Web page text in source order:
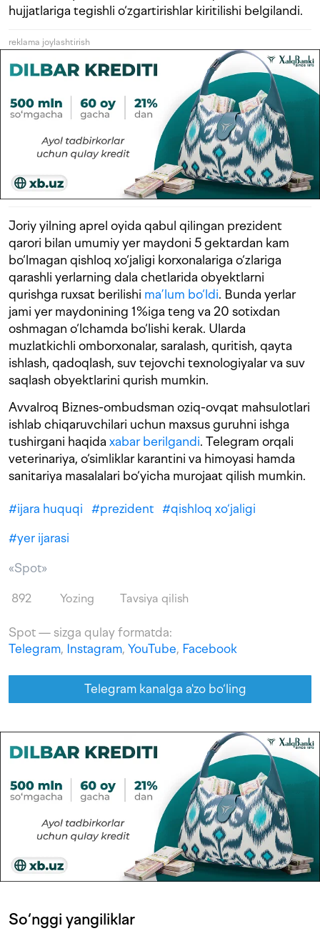
hujjatlariga tegishli o‘zgartirishlar kiritilishi belgilandi.
reklama joylashtirish
Joriy yilning aprel oyida qabul qilingan prezident
qarori bilan umumiy yer maydoni 5 gektardan kam
bo‘lmagan qishloq xo‘jaligi korxonalariga o‘zlariga
qarashli yerlarning dala chetlarida obyektlarni
qurishga ruxsat berilishi ma’lum bo‘ldi. Bunda yerlar
jami yer maydonining 1%iga teng va 20 sotixdan
oshmagan o‘lchamda bo‘lishi kerak. Ularda
muzlatkichli omborxonalar, saralash, quritish, qayta
ishlash, qadoqlash, suv tejovchi texnologiyalar va suv
saqlash obyektlarini qurish mumkin.
Avvalroq Biznes-ombudsman oziq-ovqat mahsulotlari
ishlab chiqaruvchilari uchun maxsus guruhni ishga
tushirgani haqida xabar berilgandi. Telegram orqali
veterinariya, o‘simliklar karantini va himoyasi hamda
sanitariya masalalari bo‘yicha murojaat qilish mumkin.
#ijara huquqi #prezident #qishloq xo‘jaligi
#yer ijarasi
«Spot»
892 Yozing Tavsiya qilish
Spot — sizga qulay formatda:
Telegram, Instagram, YouTube, Facebook
Telegram kanalga a'zo bo‘ling
So‘nggi yangiliklar